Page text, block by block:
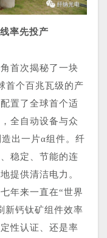
率先投产
首次揭秘了一块
首个百兆瓦级的产
置了全球首个适
全自动设备与众
出一片α组件。 纤
稳定、节能的连
提供清洁电力。
年来一直在“世界
新钙钛矿组件效率
性认证、还是率